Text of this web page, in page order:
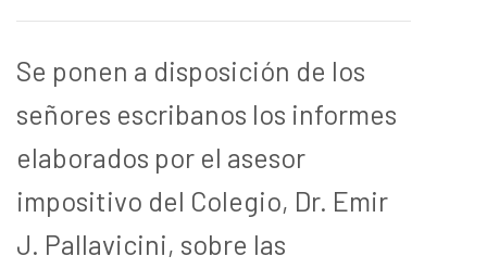
Se ponen a disposición de los
señores escribanos los informes
elaborados por el asesor
impositivo del Colegio, Dr. Emir
J. Pallavicini, sobre las